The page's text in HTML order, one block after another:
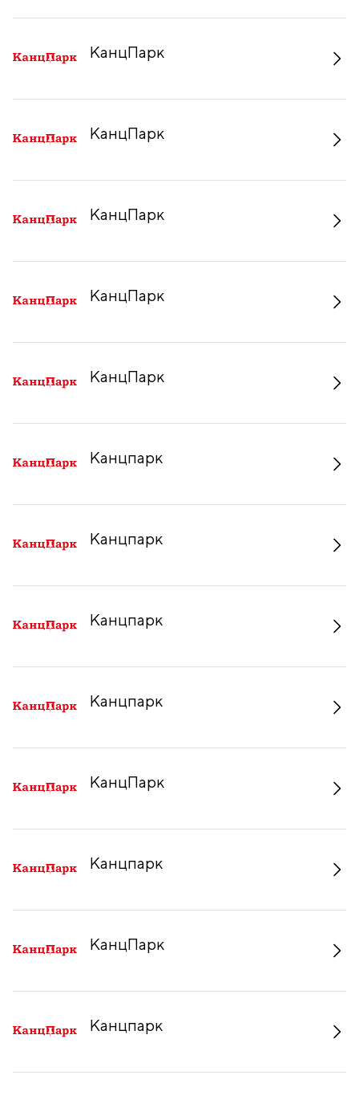
КанцПарк
КанцПарк
КанцПарк
КанцПарк
КанцПарк
Канцпарк
Канцпарк
Канцпарк
Канцпарк
КанцПарк
Канцпарк
КанцПарк
Канцпарк